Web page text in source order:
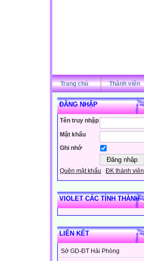
Trang chủ Thành viên
ĐĂNG NHẬP
Tên truy nhập
Mật khẩu
Ghi nhớ
Quên mật khẩu ĐK thành viên
VIOLET CÁC TỈNH THÀNH
LIÊN KẾT
Sở GD-ĐT Hải Phòng